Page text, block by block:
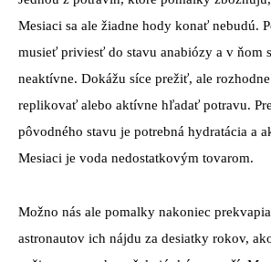
Mesiaci sa ale žiadne hody konať nebudú.
musieť priviesť do stavu anabiózy a v ňom
neaktívne. Dokážu síce prežiť, ale
replikovať alebo aktívne hľadať potravu.
pôvodného stavu je potrebná hydratácia a
Mesiaci je voda nedostatkovým tovarom.
Možno nás ale pomalky nakoniec
astronautov ich nájdu za desiatky rokov,